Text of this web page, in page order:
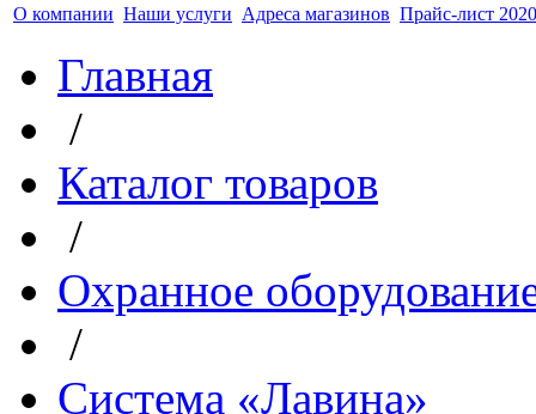
О компании Наши услуги Адреса магазинов Прайс-лист
Главная
/
Каталог товаров
/
Охранное
/
Система «Лавина»